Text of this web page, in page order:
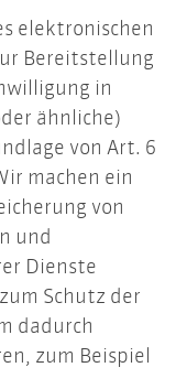
elektronischen
Bereitstellung
in
ähnliche)
von Art. 6
machen ein
von
und
Dienste
Schutz der
dadurch
zum Beispiel